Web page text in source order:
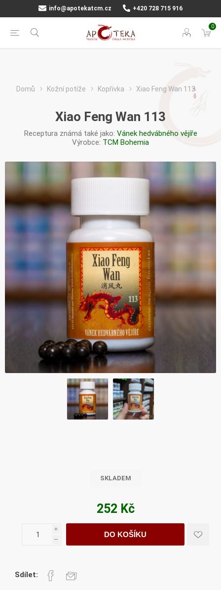
info@apotekatcm.cz +420 728 715 916
0
Domů Kožní potíže Kopřivka Xiao Feng Wan 113
Xiao Feng Wan 113
Receptura známá také jako: Vánek hedvábného vějíře
Výrobce: TCM Bohemia
SKLADEM
252 Kč
i
h
DO KOŠÍKU
Sdílet: